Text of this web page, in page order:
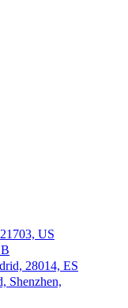
US
28014, ES
Shenzhen,